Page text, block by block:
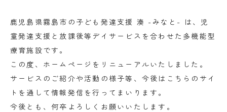
鹿児島県霧島市の子ども発達支援 湊 -みなと- は、児
童発達支援と放課後等デイサービスを合わせた多機能型
療育施設です。
この度、ホームページをリニューアルいたしました。
サービスのご紹介や活動の様子等、今後はこちらのサイ
トを通して情報発信を行ってまいります。
今後とも、何卒よろしくお願いいたします。